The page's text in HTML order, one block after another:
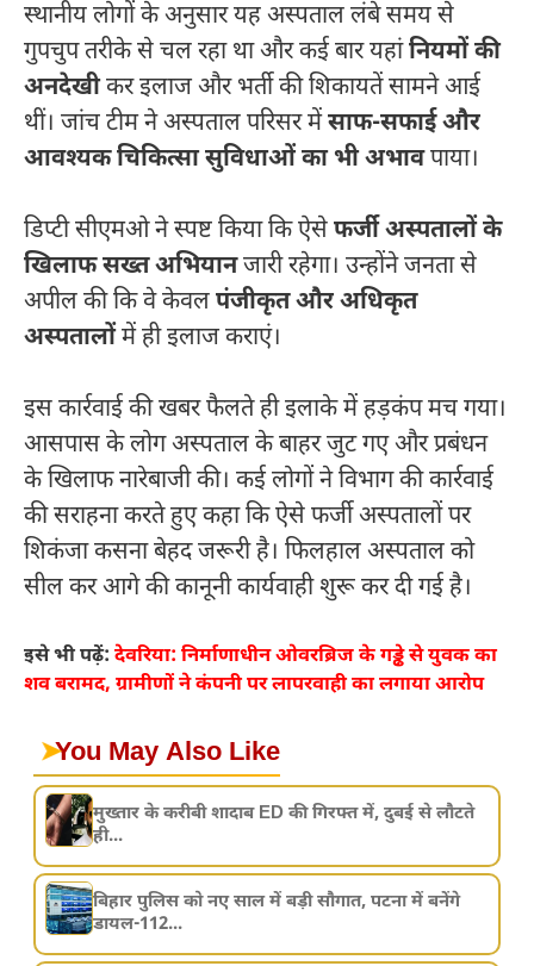
स्थानीय लोगों के अनुसार यह अस्पताल लंबे समय से
गुपचुप तरीके से चल रहा था और कई बार यहांनियमों की
अनदेखीकर इलाज और भर्ती की शिकायतें सामने आई
थीं। जांच टीम ने अस्पताल परिसर मेंसाफ-सफाई और
आवश्यक चिकित्सा सुविधाओं का भी अभावपाया।
डिप्टी सीएमओ ने स्पष्ट किया कि ऐसेफर्जी अस्पतालों के
खिलाफ सख्त अभियानजारी रहेगा। उन्होंने जनता से
अपील की कि वे केवलपंजीकृत और अधिकृत
अस्पतालोंमें ही इलाज कराएं।
इस कार्रवाई की खबर फैलते ही इलाके में हड़कंप मच गया।
आसपास के लोग अस्पताल के बाहर जुट गए और प्रबंधन
के खिलाफ नारेबाजी की। कई लोगों ने विभाग की कार्रवाई
की सराहना करते हुए कहा कि ऐसे फर्जी अस्पतालों पर
शिकंजा कसना बेहद जरूरी है। फिलहाल अस्पताल को
सील कर आगे की कानूनी कार्यवाही शुरू कर दी गई है।
इसे भी पढ़ें: देवरिया: निर्माणाधीन ओवरब्रिज के गड्ढे से युवक का
शव बरामद, ग्रामीणों ने कंपनी पर लापरवाही का लगाया आरोप
➤You May Also Like
मुख्तार के करीबी शादाब ED की गिरफ्त में, दुबई से लौटते
ही...
बिहार पुलिस को नए साल में बड़ी सौगात, पटना में बनेंगे
डायल-112...